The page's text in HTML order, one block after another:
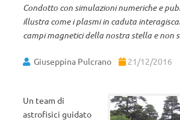
Condotto con simulazioni numeriche e
illustra come i plasmi in caduta
campi magnetici della nostra stella e non
Giuseppina Pulcrano 21/12/2016
Un team di
astrofisici guidato